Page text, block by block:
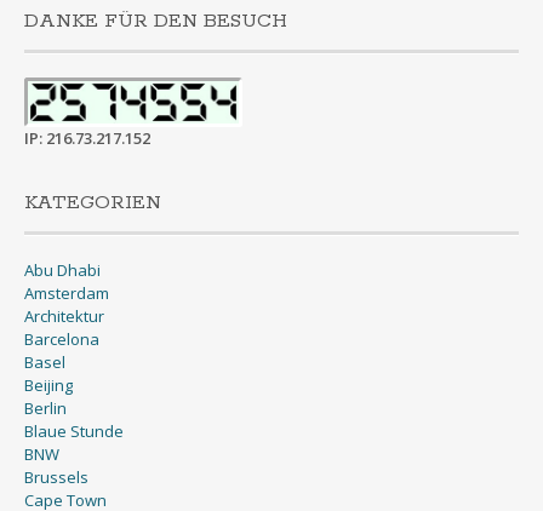
DANKE FÜR DEN BESUCH
IP: 216.73.217.152
KATEGORIEN
Abu Dhabi
Amsterdam
Architektur
Barcelona
Basel
Beijing
Berlin
Blaue Stunde
BNW
Brussels
Cape Town